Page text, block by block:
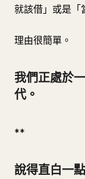
就該借」或是「
理由很簡單。
我們正處於
代。
**
說得直白一